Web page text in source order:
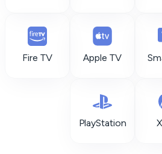
Fire TV Apple TV
PlayStation